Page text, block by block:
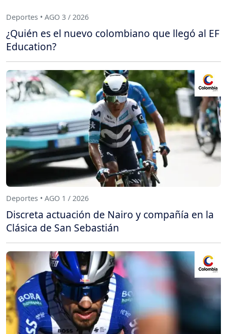
Deportes • AGO 3 / 2026
¿Quién es el nuevo colombiano que llegó al EF
Education?
Deportes • AGO 1 / 2026
Discreta actuación de Nairo y compañía en la
Clásica de San Sebastián